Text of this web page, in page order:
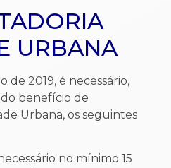
URBANA
de 2019, é necessário,
benefício de
Urbana, os seguintes
no mínimo 15